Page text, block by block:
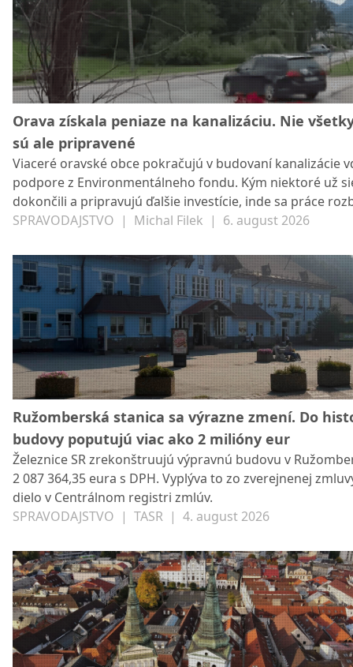
Orava získala peniaze na kanalizáciu. Nie
sú ale pripravené
Viaceré oravské obce pokračujú v budovaní kanalizácie
podpore z Environmentálneho fondu. Kým niektoré už
dokončili a pripravujú ďalšie investície, inde sa práce
pomalšie pre chýbajúcu projektovú pripravenosť.
SPRAVODAJSTVO | Michal Filek | 6. august 2026
Ružomberská stanica sa výrazne zmení. Do
budovy poputujú viac ako 2 milióny eur
Železnice SR zrekonštruujú výpravnú budovu v
2 087 364,35 eura s DPH. Vyplýva to zo zverejnenej
dielo v Centrálnom registri zmlúv.
SPRAVODAJSTVO | TASR | 4. august 2026